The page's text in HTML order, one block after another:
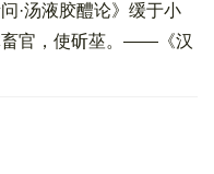
·汤液胶醴论》缓于小
畜官，使斫莝。——《汉